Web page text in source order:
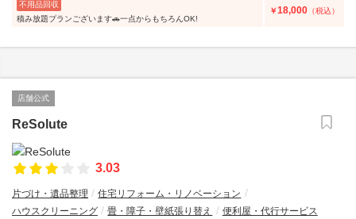
不用品回収
積み放題プランございます🚗一点からもちろんOK!
￥18,000 （税込）
店舗公式
ReSolute
3.03
片づけ・遺品整理
住宅リフォーム・リノベーション
ハウスクリーニング
畳・障子・壁紙張り替え 便利屋・代行サービス